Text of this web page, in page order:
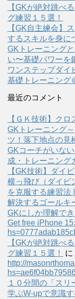
【GKが絶対跳べ
グ練習１５選！
【GK自主練会】
するスキルを身に
GKトレーニング
い〜基礎パワーを
ワンステップダイ
基礎トレーニング
最近のコメント
【ＧＫ技術】ク
GKトレーニング～
ツ！落下地点の見
GKコーチがいな
成・トレーニング
【GK技術】ダイ
横っ飛び（ダイビ
を克服する練習法
解決するゴールキ
GKにしか理解で
Get free iPhone
【GKが絶対跳べ
グ練習１５選！
に
http://
１０分間の「スリ
学ぶW-upで意識